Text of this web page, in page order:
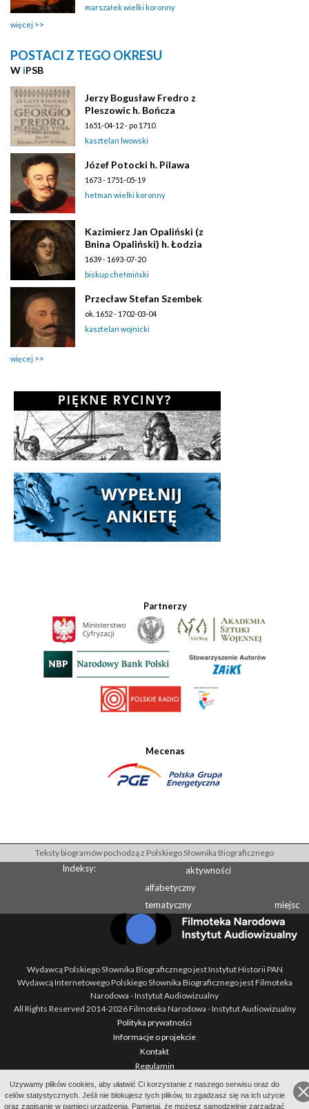
marszałek wielki koronny
więcej
POSTACI Z TEGO OKRESU
W iPSB
Jerzy Bogusław Fredro z
Pleszowic h. Bończa
1651-04-12 - po 1710
kasztelan lwowski
Józef Potocki h. Pilawa
1673 - 1751-05-19
hetman wielki koronny
Kazimierz Jan Opaliński (z
Bnina Opaliński) h. Łodzia
1639 - 1693-07-20
biskup chełmiński
Przecław Stefan Szembek
ok. 1652 - 1702-03-04
kasztelan wojnicki
więcej
Partnerzy
Mecenas
Uzywamy plików cookies, aby ułatwić Ci korzystanie z naszego serwisu oraz do
celów statystycznych. Jeśli nie blokujesz tych plików, to zgadzasz się na ich użycie
oraz zapisanie w pamięci urządzenia. Pamiętaj, że możesz samodzielnie zarządzać
Teksty biogramów pochodzą z Polskiego Słownika Biograficznego
Indeksy:
aktywności
alfabetyczny
tematyczny
miejsc
Wydawcą Polskiego Słownika Biograficznego jest Instytut Historii PAN
Wydawcą Internetowego Polskiego Słownika Biograficznego jest Filmoteka
Narodowa - Instytut Audiowizualny
All Rights Reserved 2014-2026Filmoteka Narodowa - Instytut Audiowizualny
Polityka prywatności
Informacje o projekcie
Kontakt
Regulamin
Mapa strony
BIP